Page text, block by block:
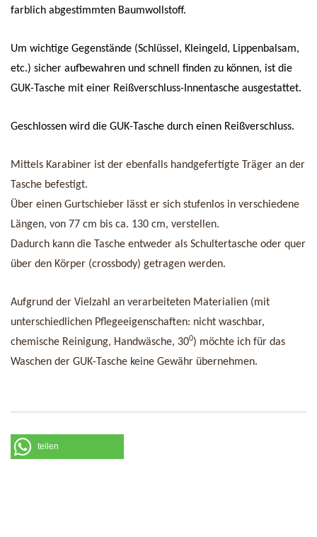
farblich abgestimmten Baumwollstoff.
Um wichtige Gegenstände (Schlüssel, Kleingeld, Lippenbalsam,
etc.) sicher aufbewahren und schnell finden zu können, ist die
GUK-Tasche mit einer Reißverschluss-Innentasche ausgestattet.
Geschlossen wird die GUK-Tasche durch einen Reißverschluss.
Mittels Karabiner ist der ebenfalls handgefertigte Träger an der
Tasche befestigt.
Über einen Gurtschieber lässt er sich stufenlos in verschiedene
Längen, von 77 cm bis ca. 130 cm, verstellen.
Dadurch kann die Tasche entweder als Schultertasche oder quer
über den Körper (crossbody) getragen werden.
Aufgrund der Vielzahl an verarbeiteten Materialien (mit
unterschiedlichen Pflegeeigenschaften: nicht waschbar,
chemische Reinigung, Handwäsche, 300) möchte ich für das
Waschen der GUK-Tasche keine Gewähr übernehmen.
teilen